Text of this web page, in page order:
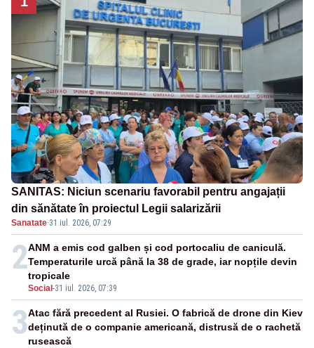
SANITAS: Niciun scenariu favorabil pentru angajații
din sănătate în proiectul Legii salarizării
Sanatate·31 iul. 2026, 07:29
2
Social -31 iul. 2026, 07:39
ANM a emis cod galben și cod portocaliu de caniculă.
Temperaturile urcă până la 38 de grade, iar nopțile devin
tropicale
3Atac fără precedent al Rusiei. O fabrică de drone din Kiev
deținută de o companie americană, distrusă de o rachetă
rusească